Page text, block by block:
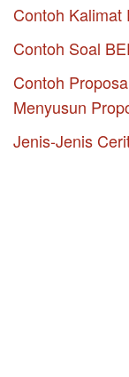
Contoh Kalimat
Contoh Soal
Contoh
Menyusun
Jenis-Jenis